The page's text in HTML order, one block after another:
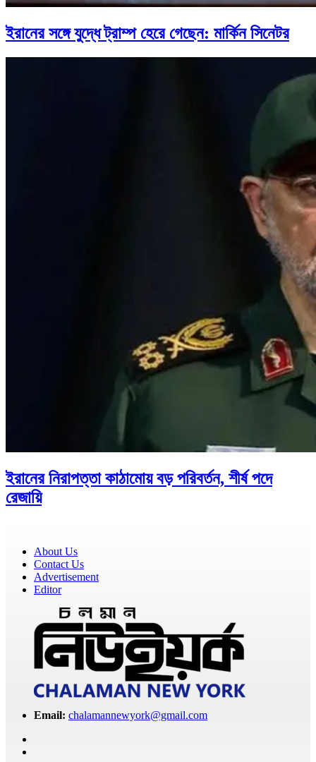
ইরানের সঙ্গে যুদ্ধে ট্রাম্প হেরে গেছেন: মার্কিন সিনেটর
ইরানের নিরাপত্তা কাঠামোয় বড় পরিবর্তন, শীর্ষ পদে
রেজায়ি
About Us
Contact Us
Advertisement
Editor
Email: chalamannewyork@gmail.com